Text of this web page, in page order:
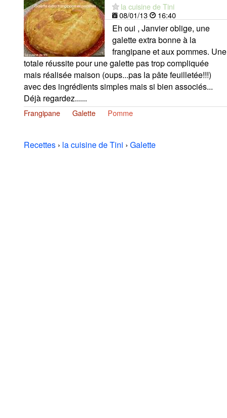
la cuisine de Tini
08/01/13
16:40
Eh oui , Janvier oblige, une
galette extra bonne à la
frangipane et aux pommes. Une
totale réussite pour une galette pas trop compliquée
mais réalisée maison (oups...pas la pâte feuilletée!!!)
avec des ingrédients simples mais si bien associés...
Déjà regardez......
Frangipane Galette Pomme
Recettes › la cuisine de Tini › Galette